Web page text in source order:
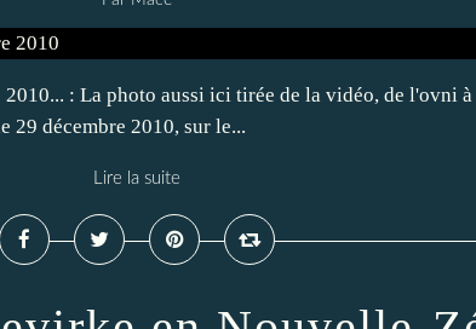
: La photo aussi ici tirée de la vidéo, de l'ovni
décembre 2010, sur le...
Lire la suite